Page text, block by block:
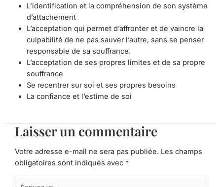
L’identification et la compréhension de son système
d’attachement
L’acceptation qui permet d’affronter et de vaincre la
culpabilité de ne pas sauver l’autre, sans se penser
responsable de sa souffrance.
L’acceptation de ses propres limites et de sa propre
souffrance
Se recentrer sur soi et ses propres besoins
La confiance et l’estime de soi
Laisser un commentaire
Votre adresse e-mail ne sera pas publiée. Les champs
obligatoires sont indiqués avec *